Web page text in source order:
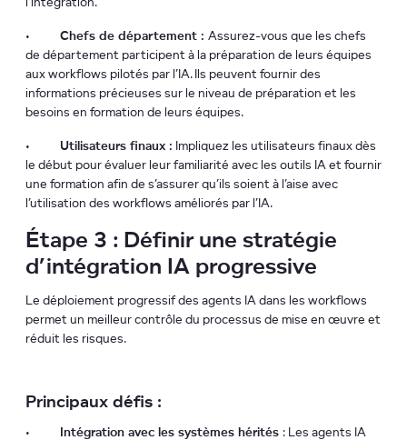
l’intégration.
• Chefs de département : Assurez-vous que les chefs
de département participent à la préparation de leurs équipes
aux workflows pilotés par l’IA. Ils peuvent fournir des
informations précieuses sur le niveau de préparation et les
besoins en formation de leurs équipes.
• Utilisateurs finaux : Impliquez les utilisateurs finaux dès
le début pour évaluer leur familiarité avec les outils IA et fournir
une formation afin de s’assurer qu’ils soient à l’aise avec
l’utilisation des workflows améliorés par l’IA.
Étape 3 : Définir une stratégie
d’intégration IA progressive
Le déploiement progressif des agents IA dans les workflows
permet un meilleur contrôle du processus de mise en œuvre et
réduit les risques.
Principaux défis :
• Intégration avec les systèmes hérités : Les agents IA